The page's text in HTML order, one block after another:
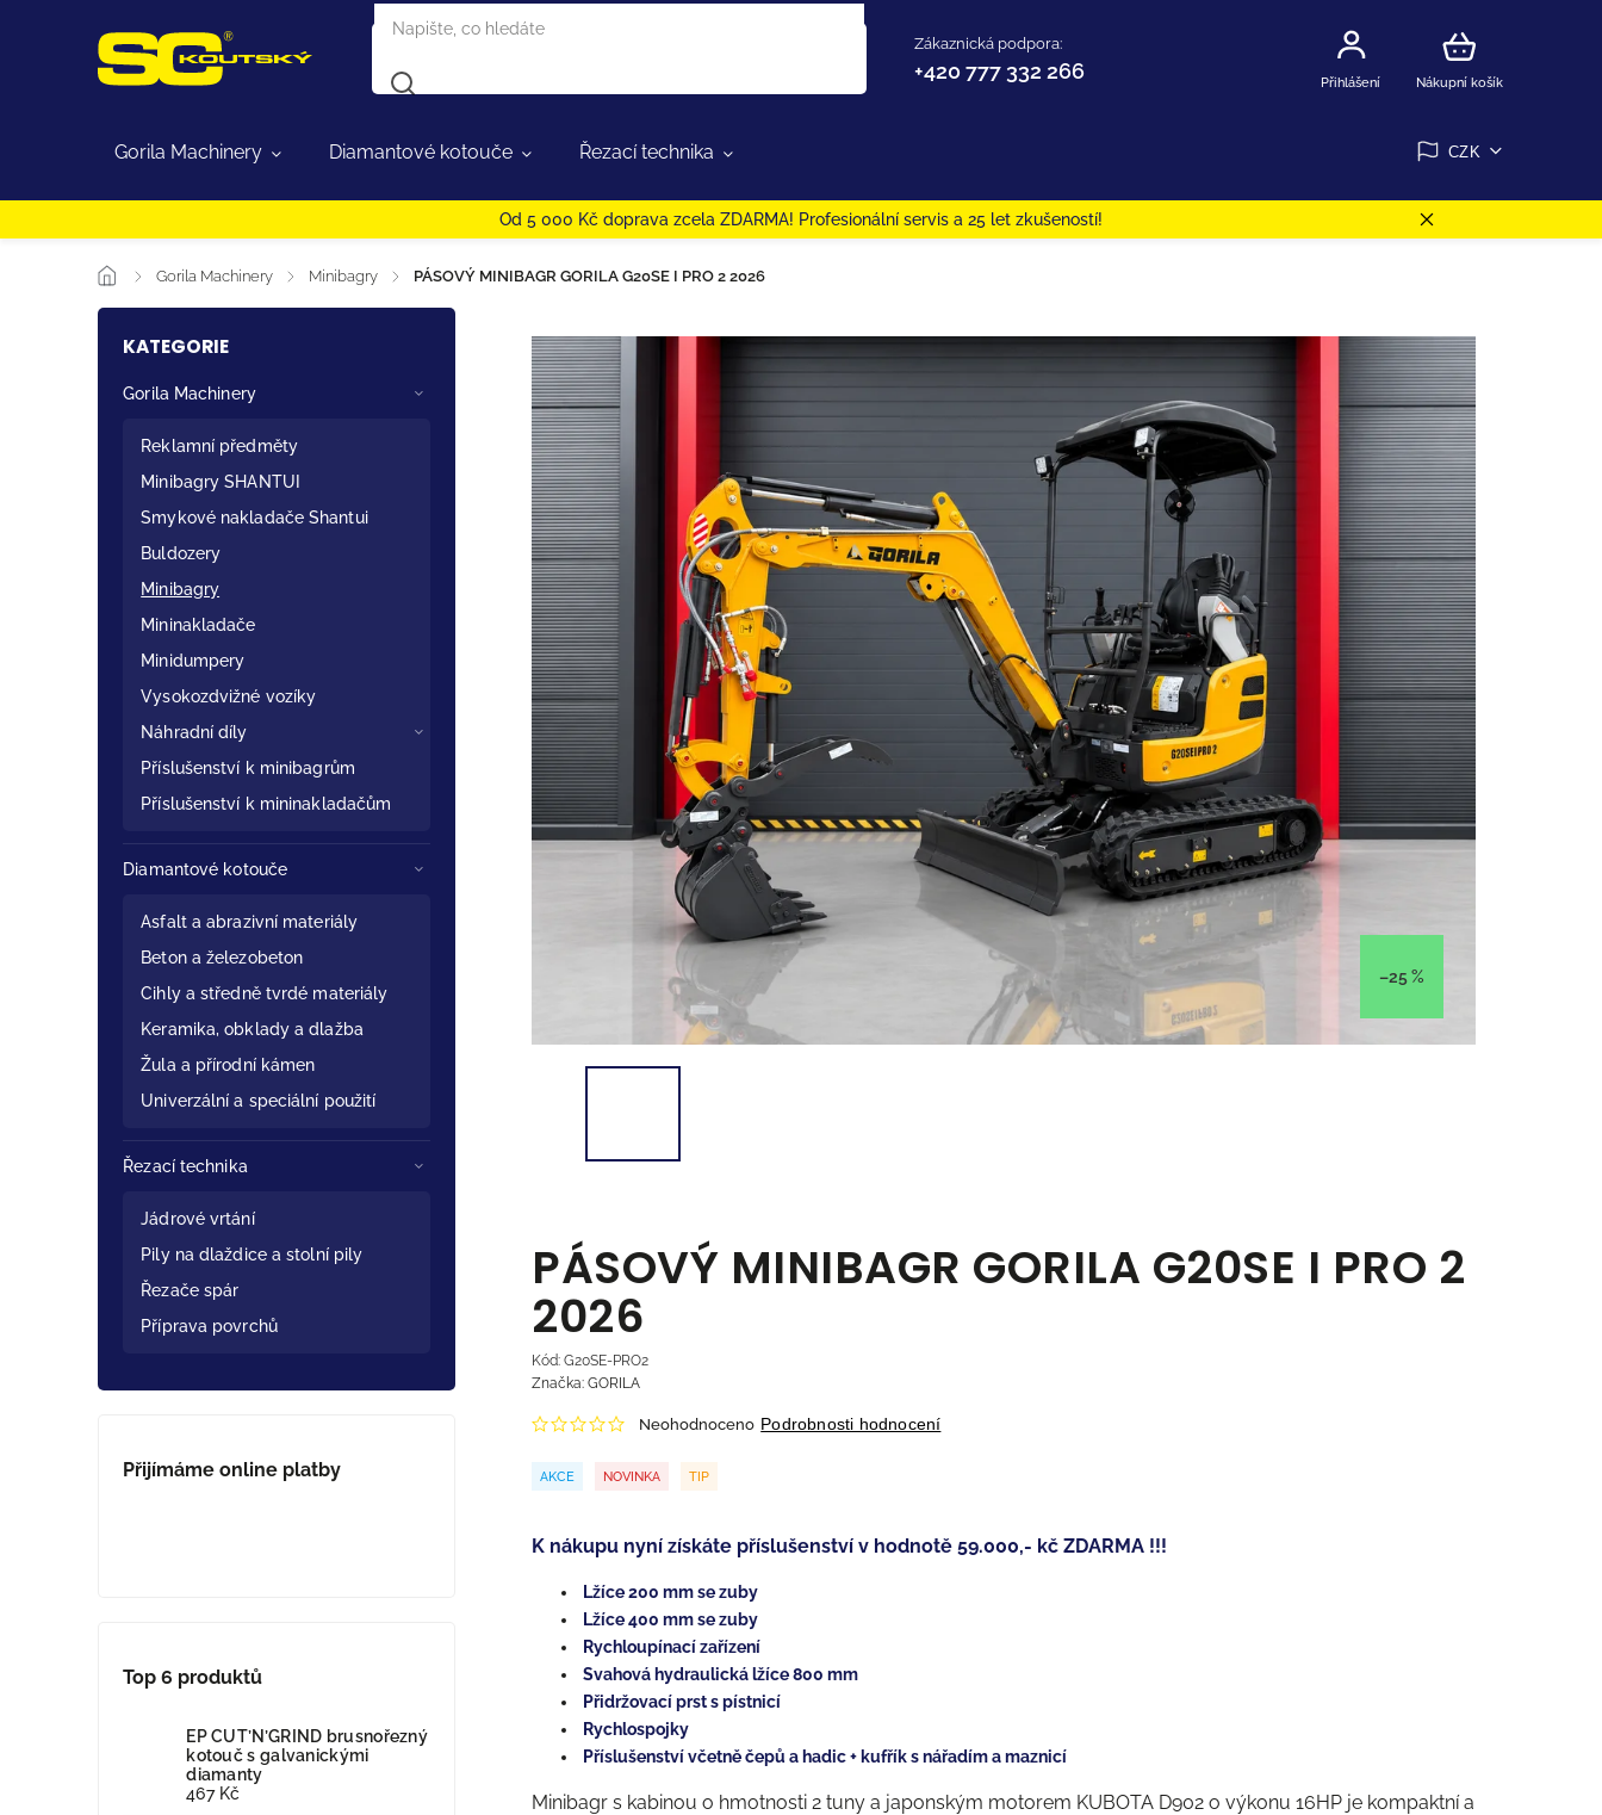
Zákaznická podpora:
+420 777 332 266 Nákupní košík
Přihlášení
CZK
Gorila Machinery Diamantové kotouče Řezací technika
Od 5 000 Kč doprava zcela ZDARMA! Profesionální servis a 25 let zkušeností!
/ Gorila Machinery / Minibagry / PÁSOVÝ MINIBAGR GORILA G20SE I PRO 2 2026
KATEGORIE
Gorila Machinery
Reklamní předměty
Minibagry SHANTUI
Smykové nakladače Shantui
Buldozery
Minibagry
Mininakladače
Minidumpery
Vysokozdvižné vozíky
Náhradní díly
Příslušenství k minibagrům
Příslušenství k mininakladačům
Diamantové kotouče
Asfalt a abrazivní materiály
Beton a železobeton
Cihly a středně tvrdé materiály
Keramika, obklady a dlažba
Žula a přírodní kámen
Univerzální a speciální použití
Řezací technika
Jádrové vrtání
Pily na dlaždice a stolní pily
Řezače spár
Příprava povrchů
Přijímáme online platby
Top 6 produktů
EP CUT’N’GRIND brusnořezný
kotouč s galvanickými
diamanty
467 Kč
–25 %
PÁSOVÝ MINIBAGR GORILA G20SE I PRO 2
2026
Kód: G20SE-PRO2
AKCE NOVINKA TIP
Neohodnoceno Podrobnosti hodnocení
K nákupu nyní získáte příslušenství v hodnotě 59.000,- kč ZDARMA !!!
Lžíce 200 mm se zuby
Lžíce 400 mm se zuby
Rychloupínací zařízení
Svahová hydraulická lžíce 800 mm
Přidržovací prst s pístnicí
Rychlospojky
Příslušenství včetně čepů a hadic + kufřík s nářadím a maznicí
Minibagr s kabinou o hmotnosti 2 tuny a japonským motorem KUBOTA D902 o výkonu 16HP je kompaktní a
Značka:GORILA